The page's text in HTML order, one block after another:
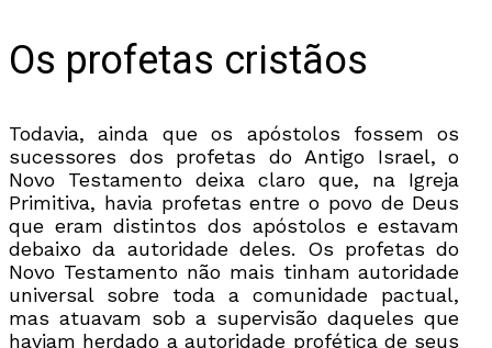
Os profetas cristãos
Todavia, ainda que os apóstolos fossem os
sucessores dos profetas do Antigo Israel, o
Novo Testamento deixa claro que, na Igreja
Primitiva, havia profetas entre o povo de Deus
que eram distintos dos apóstolos e estavam
debaixo da autoridade deles. Os profetas do
Novo Testamento não mais tinham autoridade
universal sobre toda a comunidade pactual,
mas atuavam sob a supervisão daqueles que
haviam herdado a autoridade profética de seus